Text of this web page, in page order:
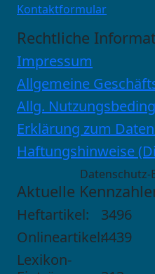
Kontaktformular
Rechtliche
Impressum
Allgemeine
Allg.
Erklärung zum
Haftungshinweise
Datenschutz-
Aktuelle
Heftartikel:
3496
Onlineartikel:4439
Lexikon-